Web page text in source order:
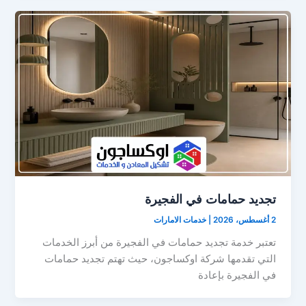
تجديد حمامات في الفجيرة
2 أغسطس، 2026 |خدمات الامارات
تعتبر خدمة تجديد حمامات في الفجيرة من أبرز الخدمات
التي تقدمها شركة اوكساجون، حيث تهتم تجديد حمامات
في الفجيرة بإعادة